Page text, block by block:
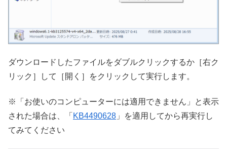
ダウンロードしたファイルをダブルクリックするか［右ク
リック］して［開く］をクリックして実行します。
※「お使いのコンピューターには適用できません」と表示
された場合は、「 KB4490628 」を適用してから再実行し
てみてください